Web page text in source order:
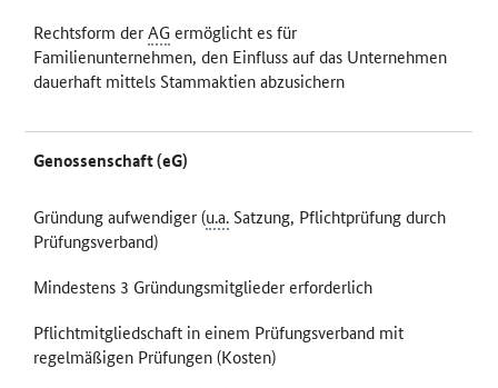
Rechtsform derAGermöglicht es für
Familienunternehmen, den Einfluss auf das Unternehmen
dauerhaft mittels Stammaktien abzusichern
Genossenschaft (eG)
Gründung aufwendiger (u.a. Satzung, Pflichtprüfung durch
Prüfungsverband)
Mindestens 3 Gründungsmitglieder erforderlich
Pflichtmitgliedschaft in einem Prüfungsverband mit
regelmäßigen Prüfungen (Kosten)